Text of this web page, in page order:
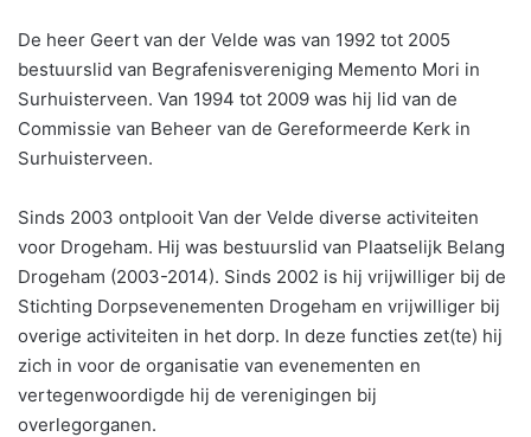
De heer Geert van der Velde was van 1992 tot 2005
bestuurslid van Begrafenisvereniging Memento Mori in
Surhuisterveen. Van 1994 tot 2009 was hij lid van de
Commissie van Beheer van de Gereformeerde Kerk in
Surhuisterveen.
Sinds 2003 ontplooit Van der Velde diverse activiteiten
voor Drogeham. Hij was bestuurslid van Plaatselijk Belang
Drogeham (2003-2014). Sinds 2002 is hij vrijwilliger bij de
Stichting Dorpsevenementen Drogeham en vrijwilliger bij
overige activiteiten in het dorp. In deze functies zet(te) hij
zich in voor de organisatie van evenementen en
vertegenwoordigde hij de verenigingen bij
overlegorganen.